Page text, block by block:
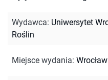
Wydawca: Uniwersytet
Roślin
Miejsce wydania: Wrocław